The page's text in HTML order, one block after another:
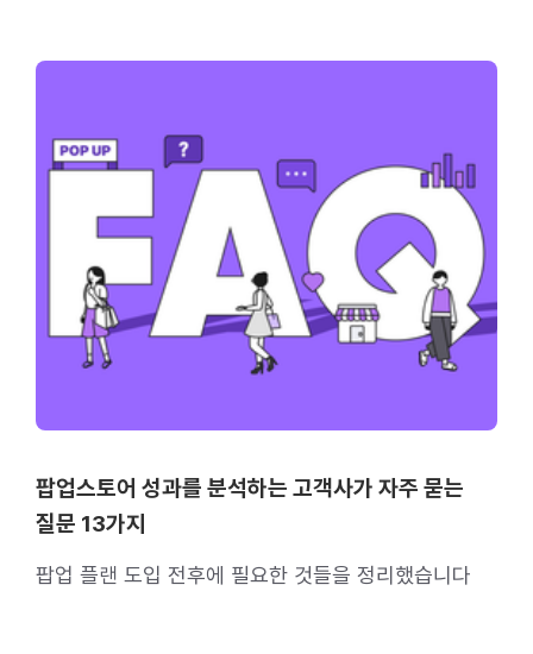
팝업스토어 성과를 분석하는 고객사가 자주 묻는
질문 13가지
팝업 플랜 도입 전후에 필요한 것들을 정리했습니다